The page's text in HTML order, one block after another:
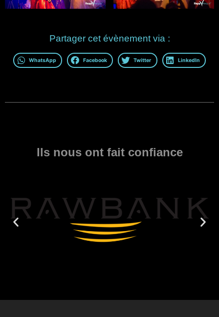
Partager cet évènement via :
WhatsApp Facebook Twitter LinkedIn
Ils nous ont fait confiance